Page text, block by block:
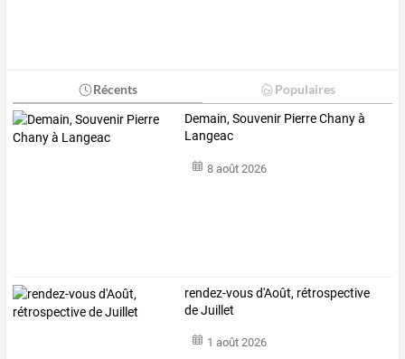
Récents Populaires
Demain, Souvenir Pierre Chany à
Langeac
8 août 2026
rendez-vous d'Août, rétrospective
de Juillet
1 août 2026